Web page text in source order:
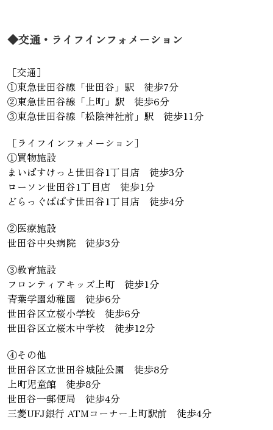
◆交通・ライフインフォメーション
［交通］
①東急世田谷線「世田谷」駅 徒歩7分
②東急世田谷線「上町」駅 徒歩6分
③東急世田谷線「松陰神社前」駅 徒歩11分
［ライフインフォメーション］
①買物施設
まいばすけっと世田谷1丁目店 徒歩3分
ローソン世田谷1丁目店 徒歩1分
どらっぐぱぱす世田谷1丁目店 徒歩4分
②医療施設
世田谷中央病院 徒歩3分
③教育施設
フロンティアキッズ上町 徒歩1分
青葉学園幼稚園 徒歩6分
世田谷区立桜小学校 徒歩6分
世田谷区立桜木中学校 徒歩12分
④その他
世田谷区立世田谷城阯公園 徒歩8分
上町児童館 徒歩8分
世田谷一郵便局 徒歩4分
三菱UFJ銀行 ATMコーナー上町駅前 徒歩4分